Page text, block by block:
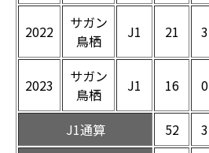
2022
サガン
鳥栖
J1 21 3
2023
サガン
鳥栖
J1 16 0
J1通算 52 3